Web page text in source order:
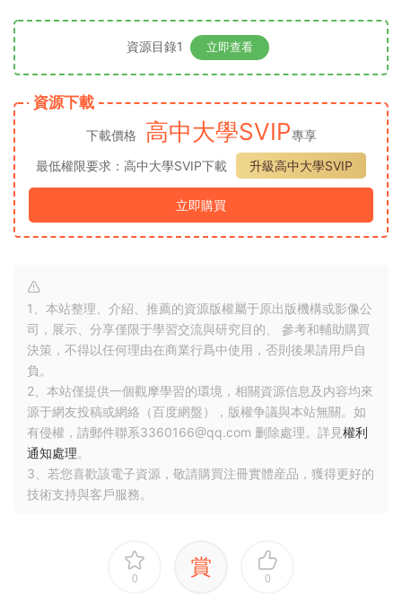
資源目錄1 立即查看
資源下載
下載價格 高中大學SVIP專享
最低權限要求：高中大學SVIP下載
升級高中大學SVIP
立即購買
1、本站整理、介紹、推薦的資源版權屬于原出版機構或影像公
司，展示、分享僅限于學習交流與研究目的、 參考和輔助購買
決策，不得以任何理由在商業行爲中使用，否則後果請用戶自
負。
2、本站僅提供一個觀摩學習的環境，相關資源信息及内容均來
源于網友投稿或網絡（百度網盤），版權争議與本站無關。如
有侵權，請郵件聯系3360166@qq.com 删除處理。詳見權利
通知處理。
3、若您喜歡該電子資源，敬請購買注冊實體産品，獲得更好的
技術支持與客戶服務。
0 賞 0